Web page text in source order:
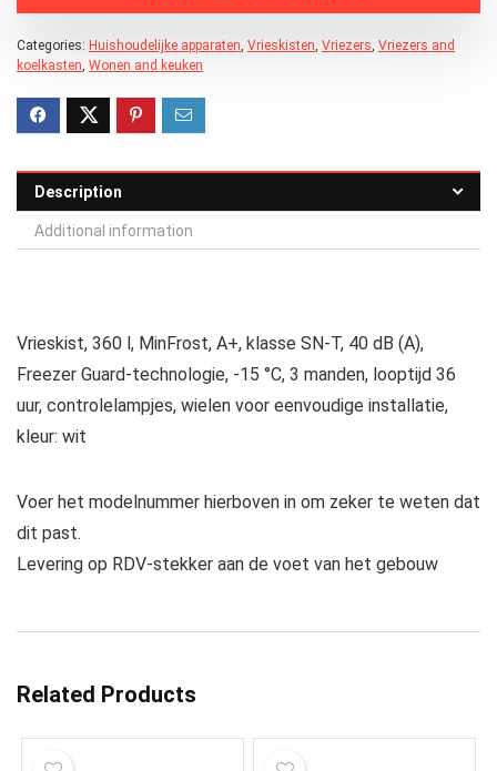
Categories: Huishoudelijke apparaten, Vrieskisten, Vriezers, Vriezers and
koelkasten, Wonen and keuken
Description
Additional information
Vrieskist, 360 l, MinFrost, A+, klasse SN-T, 40 dB (A),
Freezer Guard-technologie, -15 °C, 3 manden, looptijd 36
uur, controlelampjes, wielen voor eenvoudige installatie,
kleur: wit
Voer het modelnummer hierboven in om zeker te weten dat
dit past.
Levering op RDV-stekker aan de voet van het gebouw
Related Products